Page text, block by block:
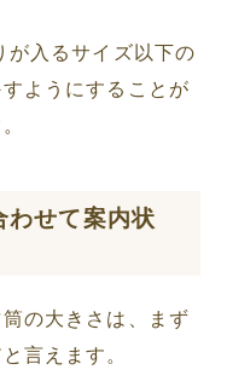
が入るサイズ以下の
ようにすることが
わせて案内状
の大きさは、まず
言えます。